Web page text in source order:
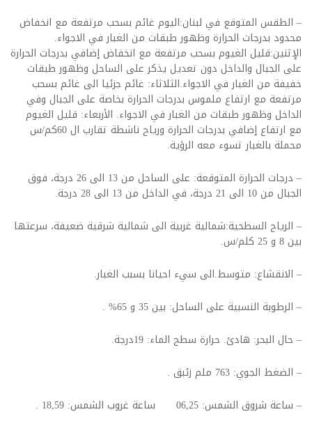
– الطقس المتوقع في لبنان:اليوم غائم بسحب مرتفعة مع انخفاض
محدود بدرجات الحرارة وظهور طبقات من الغبار في الاجواء.
الإثنين:قليل الغيوم بسحب مرتفعة مع انخفاض إضافي بدرجات الحرارة
على الجبال والداخل دون تعديل يذكر على الساحل وظهور طبقات
خفيفة من الغبار في الاجواء.الثلاثاء: غائم جزئيا الى غائم بسحب
مرتفعة مع ارتفاع ملموس بدرجات الحرارة بخاصة على الجبال وفي
الداخل وظهور طبقات من الغبار في الاجواء. الأربعاء: قليل الغيوم
مع ارتفاع إضافي بدرجات الحرارة ورياح ناشطة تقارب ال 60كم/س
محملة بالغبار تسوء معه الرؤية.
– درجات الحرارة المتوقعة: على الساحل من 13 الى 26 درجة، فوق
الجبال من 10 الى 21 درجة، في الداخل من 13 الى 28 درجة.
– الرياح السطحية:شمالية غربية الى شمالية شرقية ضعيفة، سرعتها
بين 8 و 25 كلم/س.
– الانقشاع: متوسط.الى سيء احيانا بسبب الغبار.
– الرطوبة النسبية على الساحل: بين 35 و 65% .
– حال البحر: هادئ. حرارة سطح الماء: 19درجة.
– الضغط الجوي: 763 ملم زئبق .
– ساعة شروق الشمس: 06,25 ساعة غروب الشمس: 18,59 .